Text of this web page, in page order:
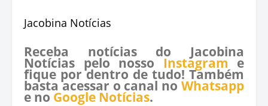
Jacobina Notícias
Receba notícias do Jacobina
Notícias pelo nosso Instagram e
fique por dentro de tudo! Também
basta acessar o canal no Whatsapp
e no Google Notícias.